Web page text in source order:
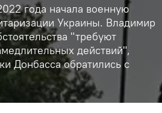
года начала военную
Украины. Владимир
"требуют
действий",
Донбасса обратились с